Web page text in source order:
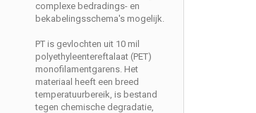
complexe bedradings- en
bekabelingsschema's mogelijk.
PT is gevlochten uit 10 mil
polyethyleentereftalaat (PET)
monofilamentgarens. Het
materiaal heeft een breed
temperatuurbereik, is bestand
tegen chemische degradatie,